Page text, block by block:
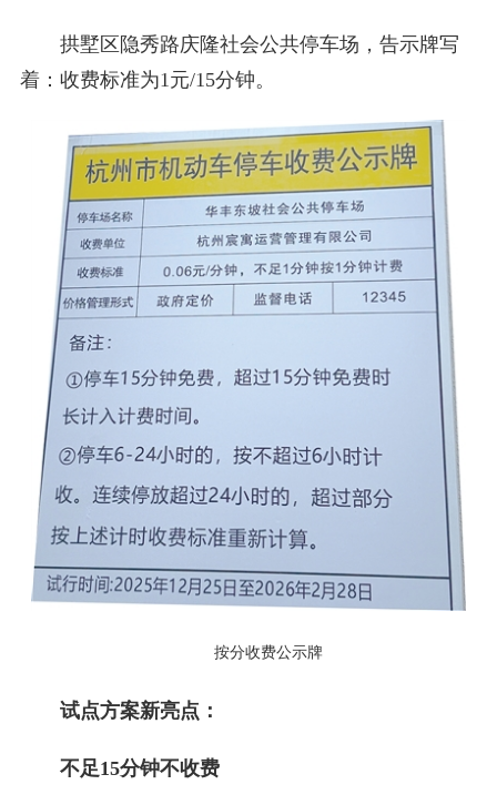
拱墅区隐秀路庆隆社会公共停车场，告示牌写
着：收费标准为1元/15分钟。
按分收费公示牌
试点方案新亮点：
不足15分钟不收费